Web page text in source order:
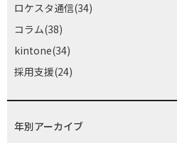
ロケスタ通信(34)
コラム(38)
kintone(34)
採用支援(24)
年別アーカイブ